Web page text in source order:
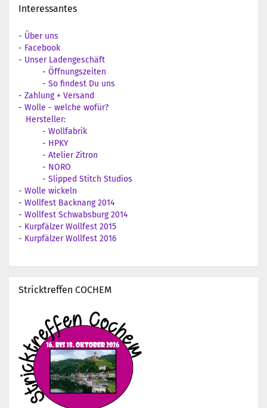
Interessantes
- Über uns
- Facebook
- Unser Ladengeschäft
- Öffnungszeiten
- So findest Du uns
- Zahlung + Versand
- Wolle - welche wofür?
Hersteller:
- Wollfabrik
- HPKY
- Atelier Zitron
- NORO
- Slipped Stitch Studios
- Wolle wickeln
- Wollfest Backnang 2014
- Wollfest Schwabsburg 2014
- Kurpfälzer Wollfest 2015
- Kurpfälzer Wollfest 2016
Stricktreffen COCHEM